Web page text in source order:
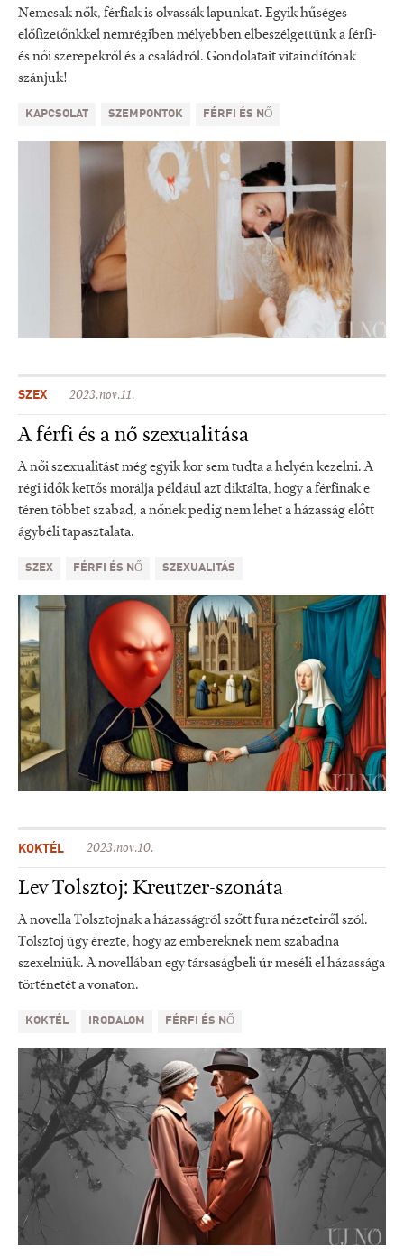
Nemcsak nők, férfiak is olvassák lapunkat. Egyik hűséges
előfizetőnkkel nemrégiben mélyebben elbeszélgettünk a férfi-
és női szerepekről és a családról. Gondolatait vitaindítónak
szánjuk!
KAPCSOLAT SZEMPONTOK FÉRFI ÉS NŐ
SZEX 2023.nov.11.
A férfi és a nő szexualitása
A női szexualitást még egyik kor sem tudta a helyén kezelni. A
régi idők kettős morálja például azt diktálta, hogy a férfinak e
téren többet szabad, a nőnek pedig nem lehet a házasság előtt
ágybéli tapasztalata.
SZEX FÉRFI ÉS NŐ SZEXUALITÁS
KOKTÉL 2023.nov.10.
Lev Tolsztoj: Kreutzer-szonáta
A novella Tolsztojnak a házasságról szőtt fura nézeteiről szól.
Tolsztoj úgy érezte, hogy az embereknek nem szabadna
szexelniük. A novellában egy társaságbeli úr meséli el házassága
történetét a vonaton.
KOKTÉL IRODALOM FÉRFI ÉS NŐ